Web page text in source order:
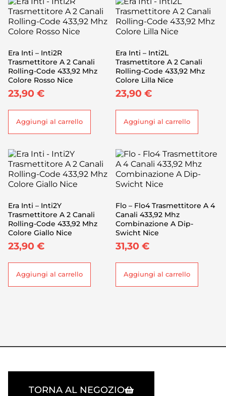
Era Inti – Inti2R
Trasmettitore A 2 Canali
Rolling-Code 433,92 Mhz
Colore Rosso Nice
23,90 €
Aggiungi al carrello
Era Inti – Inti2L
Trasmettitore A 2 Canali
Rolling-Code 433,92 Mhz
Colore Lilla Nice
23,90 €
Aggiungi al carrello
Era Inti – Inti2Y
Trasmettitore A 2 Canali
Rolling-Code 433,92 Mhz
Colore Giallo Nice
23,90 €
Aggiungi al carrello
Flo – Flo4 Trasmettitore A 4
Canali 433,92 Mhz
Combinazione A Dip-
Swicht Nice
31,30 €
Aggiungi al carrello
TORNA AL NEGOZIO